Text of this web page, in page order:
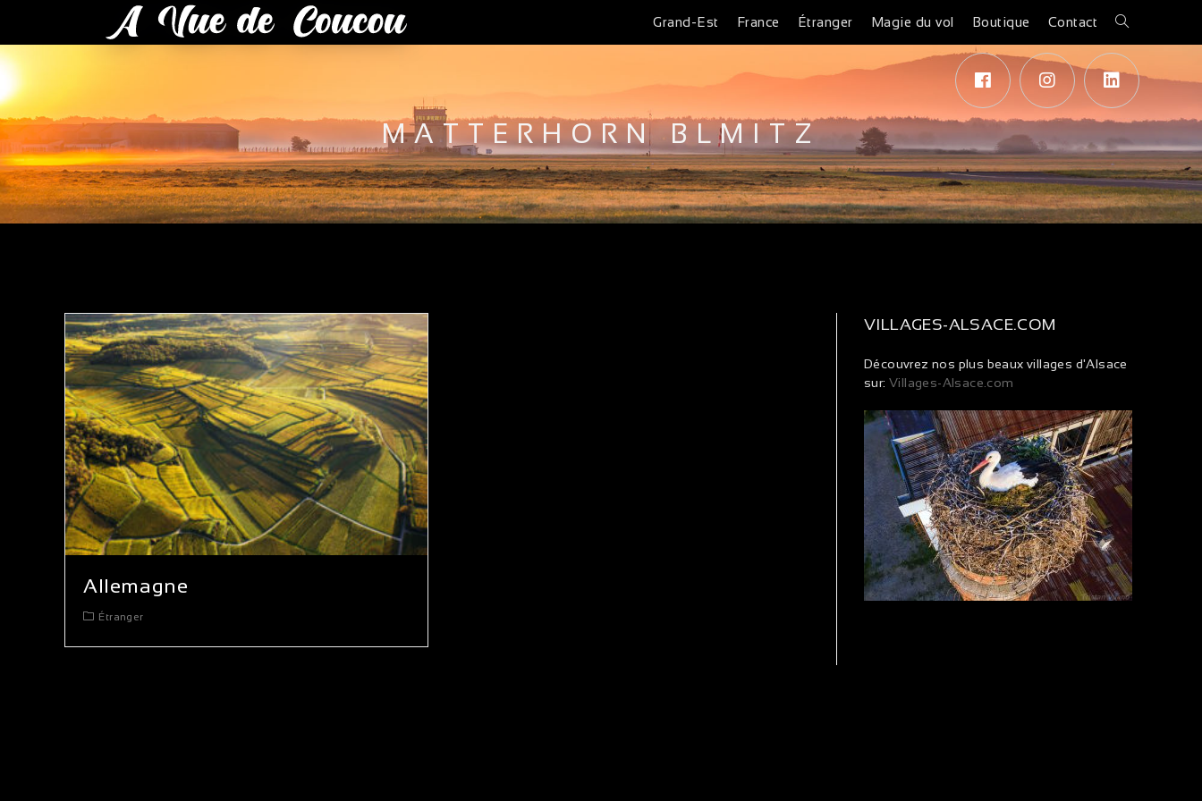
Grand-Est France Étranger Magie du vol Boutique Contact
MATTERHORN BLMITZ
Allemagne
Étranger
VILLAGES-ALSACE.COM
Découvrez nos plus beaux villages d'Alsace
sur: Villages-Alsace.com